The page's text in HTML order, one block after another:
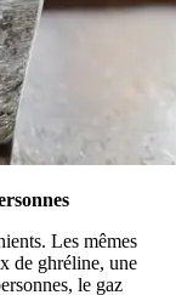
Les mêmes
de ghréline, une
le gaz